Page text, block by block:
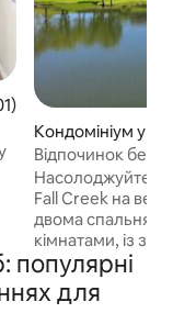
4,92 з 5,
Кондомініум у
n
Відпочинок без
спальні/2 ванні
краєвиди на
Насолоджуйтеся
Fall Creek на
двома
кімнатами, із
на спокійну
Відпочиньте
водоспаду в
популярні
для